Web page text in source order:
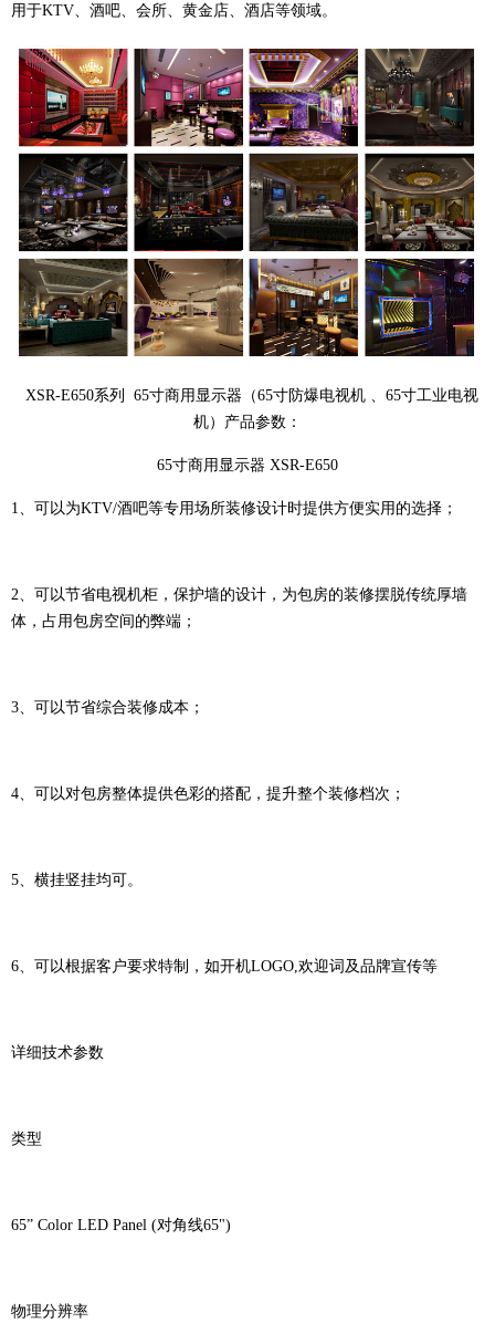
用于KTV、酒吧、会所、黄金店、酒店等领域。
XSR-E650系列 65寸商用显示器（65寸防爆电视机 、65寸工业电视
机）产品参数：
65寸商用显示器 XSR-E650
1、可以为KTV/酒吧等专用场所装修设计时提供方便实用的选择；
2、可以节省电视机柜，保护墙的设计，为包房的装修摆脱传统厚墙
体，占用包房空间的弊端；
3、可以节省综合装修成本；
4、可以对包房整体提供色彩的搭配，提升整个装修档次；
5、横挂竖挂均可。
6、可以根据客户要求特制，如开机LOGO,欢迎词及品牌宣传等
详细技术参数
类型
65” Color LED Panel (对角线65")
物理分辨率